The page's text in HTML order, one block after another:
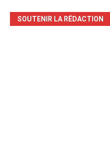
SOUTENIR LA RÉDACTION